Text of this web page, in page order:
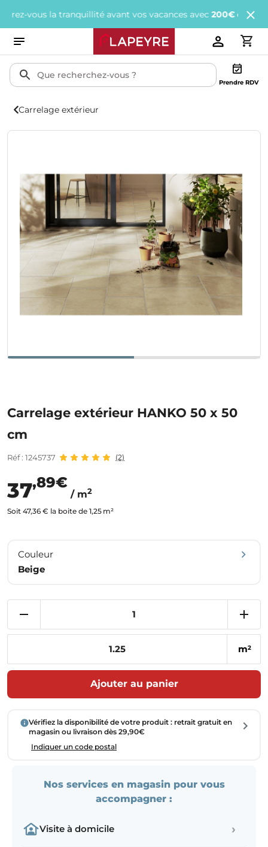
la tranquillité avant vos vacances avec200€ offertstous
Prendre RDV
Carrelage extérieur
Carrelage extérieur HANKO 50 x 50
cm
Réf : 1245737 (2)
37,89€
/ m2
Soit 47,36 € la boite de 1,25 m²
Couleur
Beige
m2
Ajouter au panier
Vérifiez la disponibilité de votre produit : retrait gratuit en
magasin ou livraison dès 29,90€
Indiquer un code postal
Nos services en magasin pour vous
accompagner :
Visite à domicile ›